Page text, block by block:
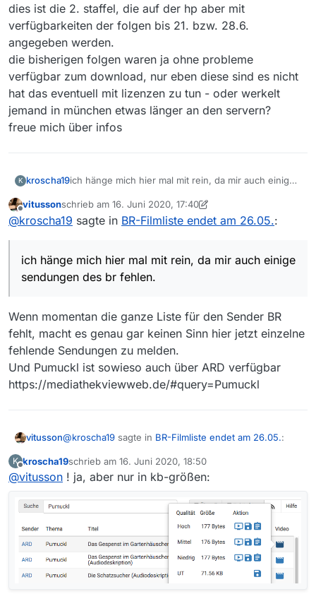
dies ist die 2. staffel, die auf der hp aber mit
verfügbarkeiten der folgen bis 21. bzw. 28.6.
angegeben werden.
die bisherigen folgen waren ja ohne probleme
verfügbar zum download, nur eben diese sind es nicht
hat das eventuell mit lizenzen zu tun - oder werkelt
jemand in münchen etwas länger an den servern?
freue mich über infos
K kroscha19ich hänge mich hier mal mit rein, da mir auch einige
es geht um die (nicht lachen 😎 ) pumuckl-
sendungen vom 7. + 14.6. juni.
angegeben werden.
die bisherigen folgen waren ja ohne probleme
hat das eventuell mit lizenzen zu tun - oder werkelt
jemand in münchen etwas länger an den servern?
freue mich über infos
Offline
vitussonschrieb am 16. Juni 2020, 17:40
zuletzt editiert von vitusson
@kroscha19 sagte in BR-Filmliste endet am 26.05.:
ich hänge mich hier mal mit rein, da mir auch einige
sendungen des br fehlen.
Wenn momentan die ganze Liste für den Sender BR
fehlt, macht es genau gar keinen Sinn hier jetzt einzelne
fehlende Sendungen zu melden.
Und Pumuckl ist sowieso auch über ARD verfügbar
https://mediathekviewweb.de/#query=Pumuckl
vitusson@kroscha19 sagte in BR-Filmliste endet am 26.05.:
ich hänge mich hier mal mit rein, da mir auch
Wenn momentan die ganze Liste für den Sender BR
fehlt, macht es genau gar keinen Sinn hier jetzt
einzelne fehlende Sendungen zu melden.
Und Pumuckl ist sowieso auch über ARD verfügbar
https://mediathekviewweb.de/#query=Pumuckl
K
Offline
kroscha19schrieb am 16. Juni 2020, 18:50
zuletzt editiert von
@vitusson ! ja, aber nur in kb-größen: